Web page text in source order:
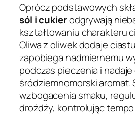
Oprócz podstawowych
sól i cukierodgrywają
kształtowaniu charakteru
Oliwa z oliwek dodaje
zapobiega nadmiernemu
podczas pieczenia i
śródziemnomorski aromat.
wzbogacenia smaku,
drożdży, kontrolując